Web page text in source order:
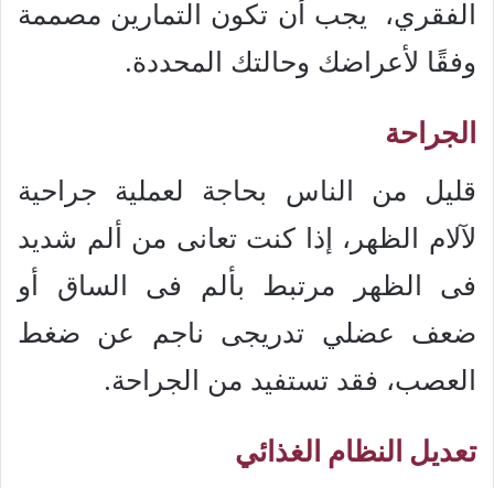
الفقري، يجب أن تكون التمارين مصممة
وفقًا لأعراضك وحالتك المحددة.
الجراحة
قليل من الناس بحاجة لعملية جراحية
لآلام الظهر، إذا كنت تعانى من ألم شديد
فى الظهر مرتبط بألم فى الساق أو
ضعف عضلي تدريجى ناجم عن ضغط
العصب، فقد تستفيد من الجراحة.
تعديل النظام الغذائي